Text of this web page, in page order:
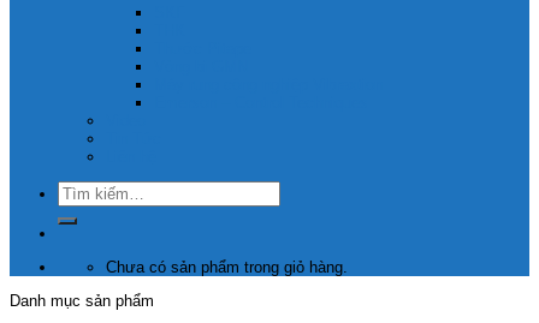
Tìm
kiếm:
Chưa có sản phẩm trong giỏ hàng.
Danh mục sản phẩm